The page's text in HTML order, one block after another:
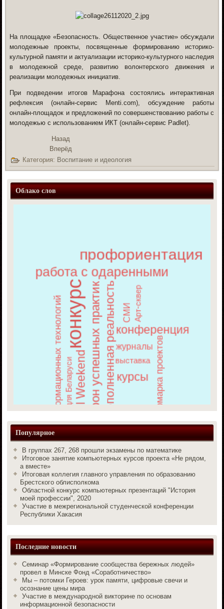
На площадке «Безопасность. Общественное участие» обсуждали
молодежные проекты, посвященные формированию историко-
культурной памяти и актуализации историко-культурного наследия
в молодежной среде, развитию волонтерского движения и
реализации молодежных инициатив.
При подведении итогов Марафона состоялись интерактивная
рефлексия (онлайн-сервис Menti.com), обсуждение работы
онлайн-площадок и предложений по совершенствованию работы с
молодежью с использованием ИКТ (онлайн-сервис Padlet).
Назад
Вперёд
Категория: Воспитание и идеология
Облако слов
Популярное
В группах 267, 268 прошли экзамены по математике
Итоговое занятие компьютерных курсов проекта «Не рядом,
а вместе»
Итоговая коллегия главного управления по образованию
Брестского облисполкома
Областной конкурс компьютерных презентаций "История
моей профессии", 2020
Участие в межрегиональной студенческой конференции
Республики Хакасия
Последние новости
Семинар «Формирование сообщества бережных людей»
провел в Минске Фонд «Соработничество»
Мы – потомки Героев: урок памяти, цифровые свечи и
осознание цены мира
Участие в международной викторине по основам
информационной безопасности